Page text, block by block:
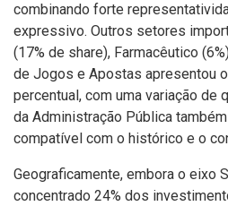
combinando forte
expressivo. Outros setores
(17% de share), Farmacêutico
de Jogos e Apostas apresentou
percentual, com uma variação de
da Administração Pública
compatível com o histórico e o
Geograficamente, embora o eixo
concentrado 24% dos